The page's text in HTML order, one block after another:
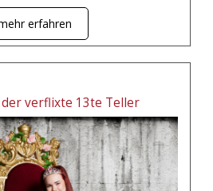
erfahren
verflixte 13te Teller